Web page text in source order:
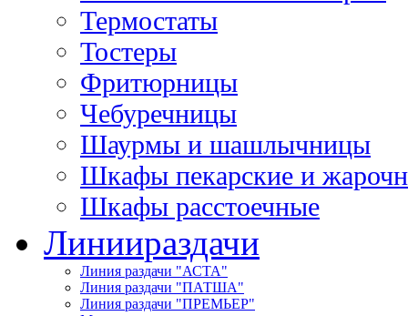
Термостаты
Тостеры
Фритюрницы
Чебуречницы
Шаурмы и шашлычницы
Шкафы пекарские и
Шкафы расстоечные
Линиираздачи
Линия раздачи "АСТА"
Линия раздачи "ПАТША"
Линия раздачи "ПРЕМЬЕР"